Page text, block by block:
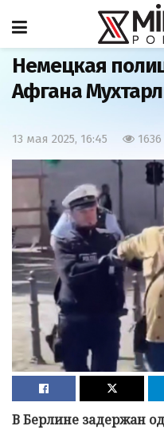
Главная Общество
Немецкая
Афгана
13 мая 2025, 16:45 1636
В Берлине задержан